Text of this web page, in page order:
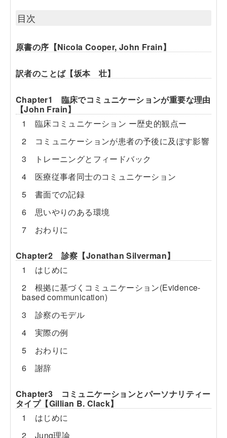
目次
原書の序【Nicola Cooper, John Frain】
訳者のことば【坂本 壮】
Chapter1 臨床でコミュニケーションが重要な理由
【John Frain】
1 臨床コミュニケーション ー歴史的観点ー
2 コミュニケーションが患者の予後に及ぼす影響
3 トレーニングとフィードバック
4 医療従事者同士のコミュニケーション
5 書面での記録
6 思いやりのある環境
7 おわりに
Chapter2 診察【Jonathan Silverman】
1 はじめに
2 根拠に基づくコミュニケーション(Evidence-
based communication)
3 診察のモデル
4 実際の例
5 おわりに
6 謝辞
Chapter3 コミュニケーションとパーソナリティー
タイプ【Gillian B. Clack】
1 はじめに
2 Jung理論